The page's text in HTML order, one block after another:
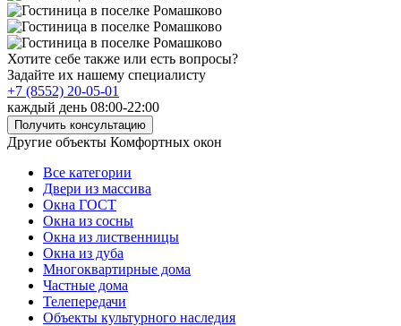
Хотите себе также или есть вопросы?
Задайте их нашему специалисту
+7 (8552) 20-05-01
каждый день 08:00-22:00
Получить консультацию
Другие объекты Комфортных окон
Все категории
Двери из массива
Окна ГОСТ
Окна из сосны
Окна из лиственницы
Окна из дуба
Многоквартирные дома
Частные дома
Телепередачи
Объекты культурного наследия